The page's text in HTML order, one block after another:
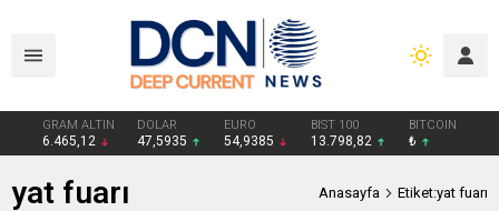
GRAM ALTIN
6.465,12
DOLAR
47,5935
EURO
54,9385
BIST 100
13.798,82
BITCOIN
₺
yat fuarı Anasayfa Etiket:yat fuarı